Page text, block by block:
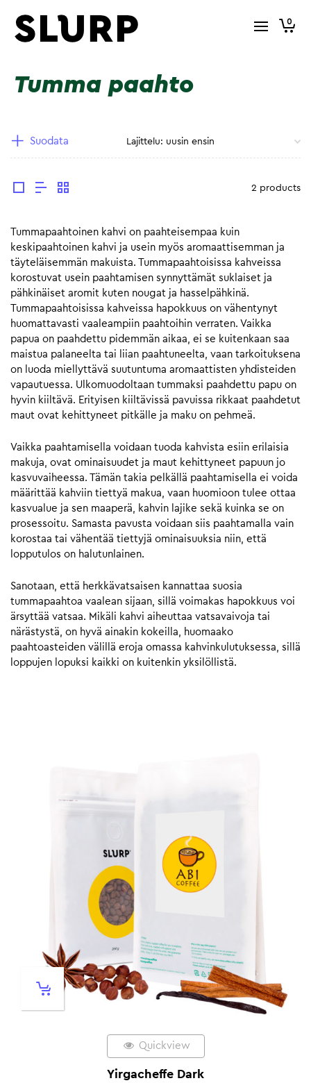
0
Tumma paahto
Suodata
2 products
Tummapaahtoinen kahvi on paahteisempaa kuin
keskipaahtoinen kahvi ja usein myös aromaattisemman ja
täyteläisemmän makuista. Tummapaahtoisissa kahveissa
korostuvat usein paahtamisen synnyttämät suklaiset ja
pähkinäiset aromit kuten nougat ja hasselpähkinä.
Tummapaahtoisissa kahveissa hapokkuus on vähentynyt
huomattavasti vaaleampiin paahtoihin verraten. Vaikka
papua on paahdettu pidemmän aikaa, ei se kuitenkaan saa
maistua palaneelta tai liian paahtuneelta, vaan tarkoituksena
on luoda miellyttävä suutuntuma aromaattisten yhdisteiden
vapautuessa. Ulkomuodoltaan tummaksi paahdettu papu on
hyvin kiiltävä. Erityisen kiiltävissä pavuissa rikkaat paahdetut
maut ovat kehittyneet pitkälle ja maku on pehmeä.
Vaikka paahtamisella voidaan tuoda kahvista esiin erilaisia
makuja, ovat ominaisuudet ja maut kehittyneet papuun jo
kasvuvaiheessa. Tämän takia pelkällä paahtamisella ei voida
määrittää kahviin tiettyä makua, vaan huomioon tulee ottaa
kasvualue ja sen maaperä, kahvin lajike sekä kuinka se on
prosessoitu. Samasta pavusta voidaan siis paahtamalla vain
korostaa tai vähentää tiettyjä ominaisuuksia niin, että
lopputulos on halutunlainen.
Sanotaan, että herkkävatsaisen kannattaa suosia
tummapaahtoa vaalean sijaan, sillä voimakas hapokkuus voi
ärsyttää vatsaa. Mikäli kahvi aiheuttaa vatsavaivoja tai
närästystä, on hyvä ainakin kokeilla, huomaako
paahtoasteiden välillä eroja omassa kahvinkulutuksessa, sillä
loppujen lopuksi kaikki on kuitenkin yksilöllistä.
Quickview
Yirgacheffe Dark